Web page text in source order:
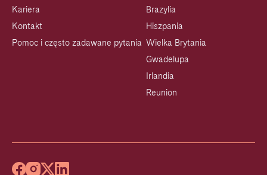
Kariera
Kontakt
Pomoc i często zadawane pytania
Brazylia
Hiszpania
Wielka Brytania
Gwadelupa
Irlandia
Reunion